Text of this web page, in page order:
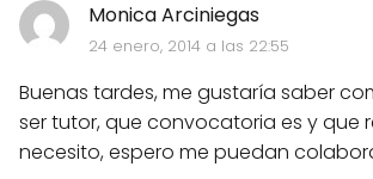
Monica Arciniegas
24 enero, 2014 a las 22:55
Buenas tardes, me gustaría saber
ser tutor, que convocatoria es y que
necesito, espero me puedan